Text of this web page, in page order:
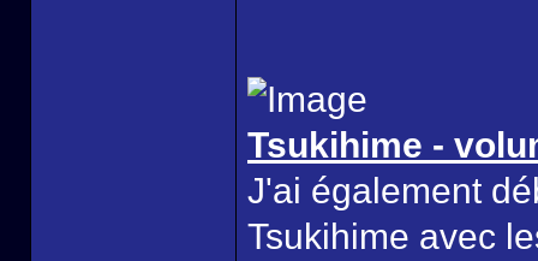
Tsukihime -
J'ai également
Tsukihime avec